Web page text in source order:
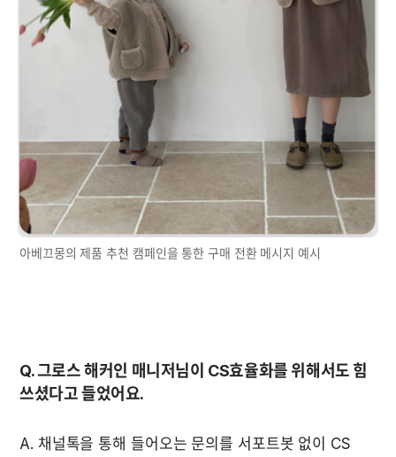
Q. 그로스 해커인 매니저님이 CS효율화를 위해서도 힘
쓰셨다고 들었어요.
A. 채널톡을 통해 들어오는 문의를 서포트봇 없이 CS